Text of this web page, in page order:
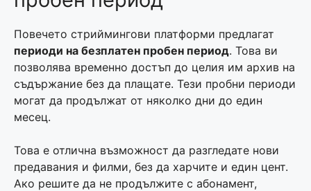
Повечето стриймингови платформи предлагат
периоди на безплатен пробен период. Това ви
позволява временно достъп до целия им архив на
съдържание без да плащате. Тези пробни периоди
могат да продължат от няколко дни до един
месец.
Това е отлична възможност да разгледате нови
предавания и филми, без да харчите и един цент.
Ако решите да не продължите с абонамент,